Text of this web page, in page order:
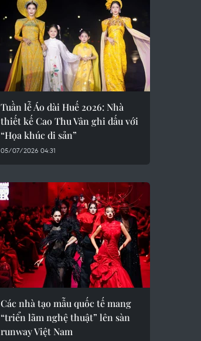
Tuần lễ Áo dài Huế 2026: Nhà
thiết kế Cao Thu Vân ghi dấu với
“Họa khúc di sản”
05/07/2026 04:31
Các nhà tạo mẫu quốc tế mang
“triển lãm nghệ thuật” lên sàn
runway Việt Nam